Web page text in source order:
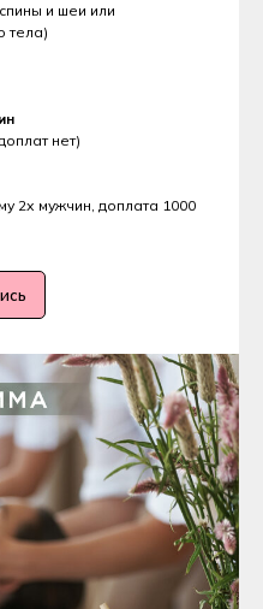
и шеи или
тела)
нет)
2х мужчин, доплата 1000